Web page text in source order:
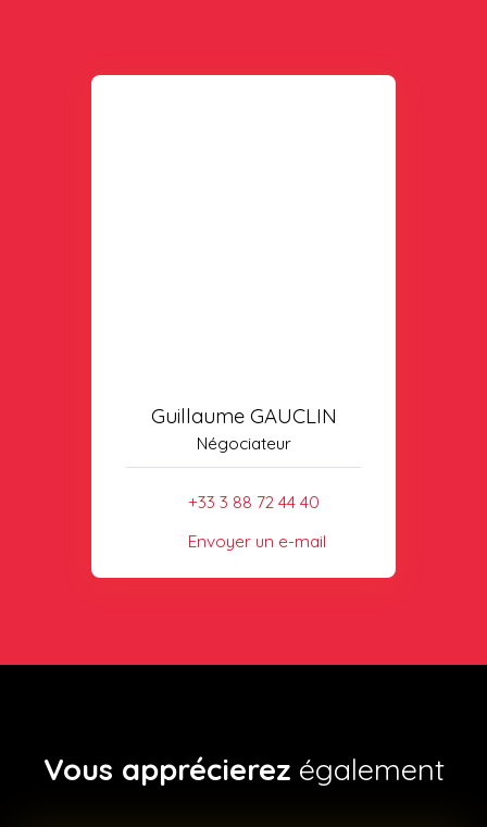
Guillaume GAUCLIN
Négociateur
+33 3 88 72 44 40
Envoyer un e-mail
Vous apprécierez également